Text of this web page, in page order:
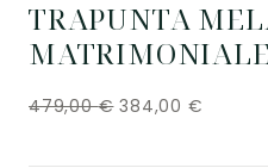
TRAPUNTA
MATRIMONIALE
479,00€ 384,00 €